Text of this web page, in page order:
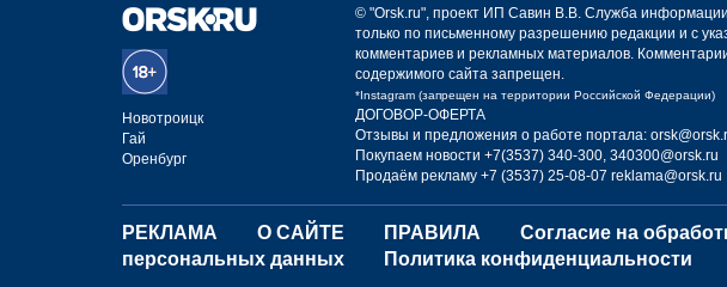
Новотроицк
Гай
Оренбург
© "Orsk.ru", проект ИП Савин В.В. Служба
только по письменному разрешению редакции и с
комментариев и рекламных материалов.
содержимого сайта запрещен.
*Instagram (запрещен на территории Российской Федерации)
ДОГОВОР-ОФЕРТА
Отзывы и предложения о работе портала:
Покупаем новости +7(3537) 340-300, 340300@orsk.ru
Продаём рекламу +7 (3537) 25-08-07 reklama@orsk.ru
РЕКЛАМА О САЙТЕ ПРАВИЛА
Согласие на
персональных данных
Политика конфиденциальности